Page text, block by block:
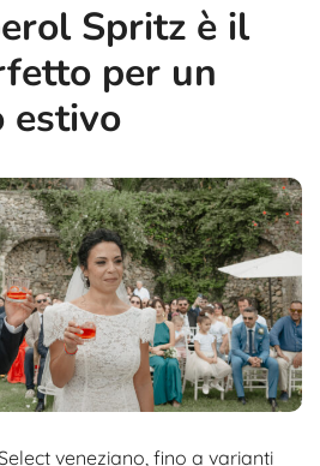
Spritz è il
per un
estivo
veneziano, fino a varianti